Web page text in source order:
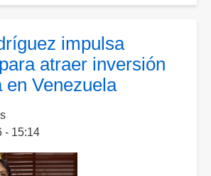
impulsa
atraer inversión
en Venezuela
- 15:14